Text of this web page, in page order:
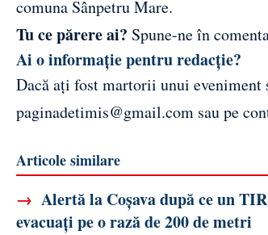
comuna Sânpetru Mare.
Tu ce părere ai? Spune-ne în
Ai o informație pentru redacție?
Dacă ați fost martorii unui
paginadetimis@gmail.com sau pe
Articole similare
→ Alertă la Coșava după ce un
evacuați pe o rază de 200 de metri